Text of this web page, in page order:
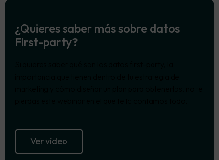
¿Quieres saber más sobre datos
First-party?
Ver vídeo